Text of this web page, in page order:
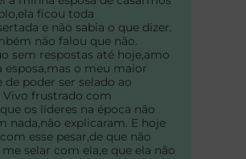
ficou toda
e não sabia o que dizer.
não falou que não.
sem respostas até hoje,amo
esposa,mas o meu maior
de poder ser selado ao
Vivo frustrado com
os líderes na época não
nada,não explicaram. E hoje
esse pesar,de que não
selar com ela,e que ela não